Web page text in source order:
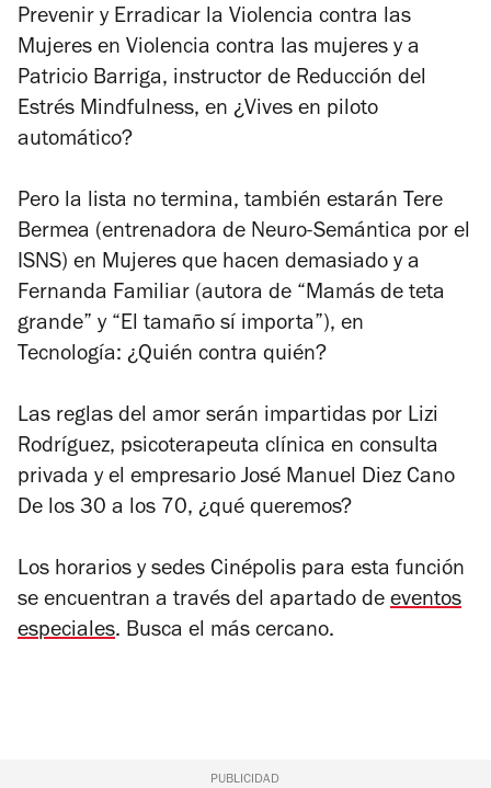
Prevenir y Erradicar la Violencia contra las
Mujeres en Violencia contra las mujeres y a
Patricio Barriga, instructor de Reducción del
Estrés Mindfulness, en ¿Vives en piloto
automático?
Pero la lista no termina, también estarán Tere
Bermea (entrenadora de Neuro-Semántica por el
ISNS) en Mujeres que hacen demasiado y a
Fernanda Familiar (autora de “Mamás de teta
grande” y “El tamaño sí importa”), en
Tecnología: ¿Quién contra quién?
Las reglas del amor serán impartidas por Lizi
Rodríguez, psicoterapeuta clínica en consulta
privada y el empresario José Manuel Diez Cano
De los 30 a los 70, ¿qué queremos?
Los horarios y sedes Cinépolis para esta función
se encuentran a través del apartado de eventos
especiales. Busca el más cercano.
PUBLICIDAD